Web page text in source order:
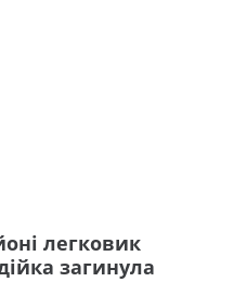
легковик
загинула